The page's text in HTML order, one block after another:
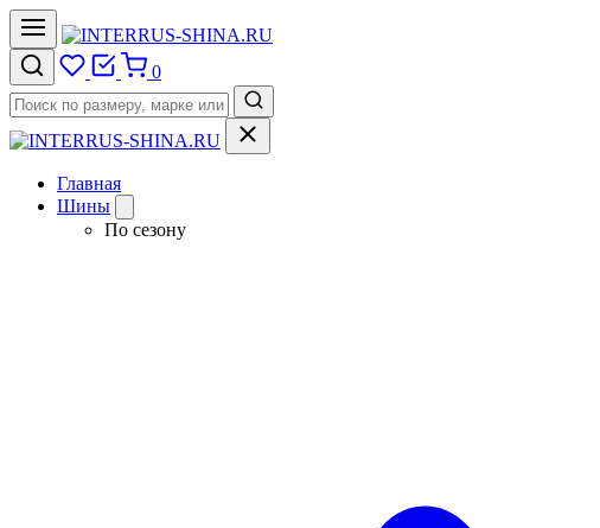
0
Главная
Шины
По сезону